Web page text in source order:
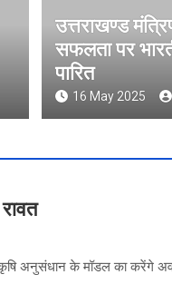
उत्तराखण्ड
सफलता पर
पारित
16 May 2025
कृषि अनुसंधान के मॉडल का करेंगे